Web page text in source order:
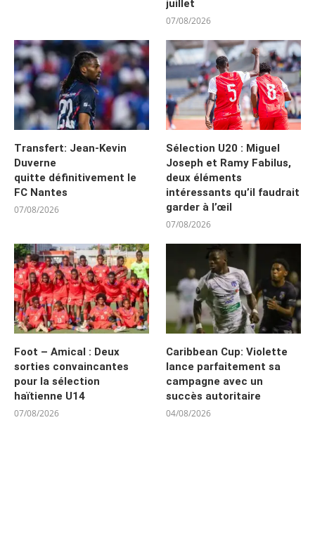
juillet
07/08/2026
Transfert: Jean-Kevin
Duverne
quitte définitivement le
FC Nantes
07/08/2026
Sélection U20 : Miguel
Joseph et Ramy Fabilus,
deux éléments
intéressants qu’il faudrait
garder à l’œil
07/08/2026
Foot – Amical : Deux
sorties convaincantes
pour la sélection
haïtienne U14
07/08/2026
Caribbean Cup: Violette
lance parfaitement sa
campagne avec un
succès autoritaire
04/08/2026